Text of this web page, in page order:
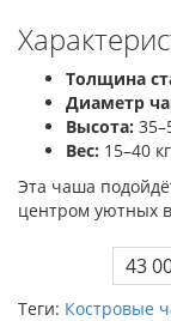
Толщина
Диаметр
Высота:
Вес: 15–40 кг
Эта чаша
центром уютных
43
Теги: Костровые